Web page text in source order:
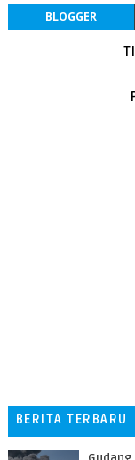
BLOGGER
BERITA TERBARU